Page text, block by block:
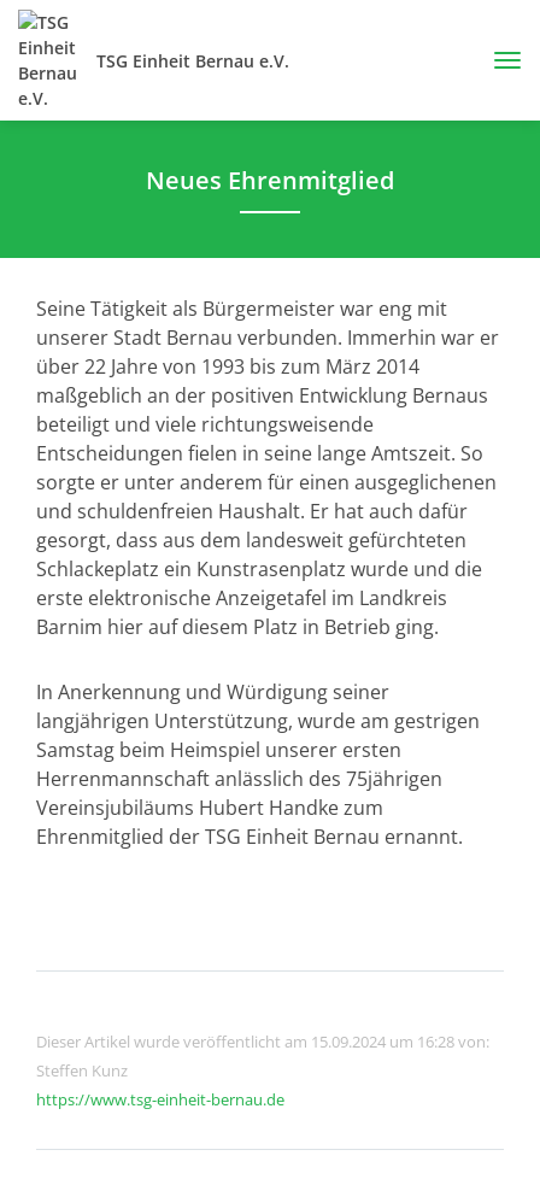
TSG Einheit Bernau e.V.
Neues Ehrenmitglied
Seine Tätigkeit als Bürgermeister war eng mit
unserer Stadt Bernau verbunden. Immerhin war er
über 22 Jahre von 1993 bis zum März 2014
maßgeblich an der positiven Entwicklung Bernaus
beteiligt und viele richtungsweisende
Entscheidungen fielen in seine lange Amtszeit. So
sorgte er unter anderem für einen ausgeglichenen
und schuldenfreien Haushalt. Er hat auch dafür
gesorgt, dass aus dem landesweit gefürchteten
Schlackeplatz ein Kunstrasenplatz wurde und die
erste elektronische Anzeigetafel im Landkreis
Barnim hier auf diesem Platz in Betrieb ging.
In Anerkennung und Würdigung seiner
langjährigen Unterstützung, wurde am gestrigen
Samstag beim Heimspiel unserer ersten
Herrenmannschaft anlässlich des 75jährigen
Vereinsjubiläums Hubert Handke zum
Ehrenmitglied der TSG Einheit Bernau ernannt.
Dieser Artikel wurde veröffentlicht am 15.09.2024 um 16:28 von:
Steffen Kunz
https://www.tsg-einheit-bernau.de